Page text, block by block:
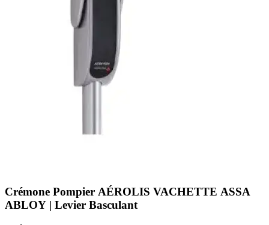
Crémone Pompier AÉROLIS VACHETTE ASSA
ABLOY | Levier Basculant